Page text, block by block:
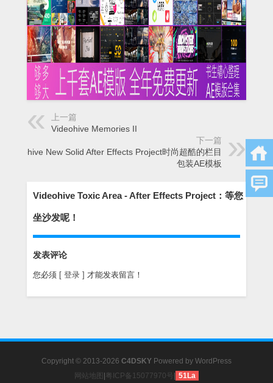
上一篇
Videohive Memories II
下一篇
Videohive New Solid After Effects Project时尚超酷的栏目
包装AE模板
Videohive Toxic Area - After Effects Project：等您
坐沙发呢！
发表评论
您必须 [ 登录 ] 才能发表留言！
Copyright © 2013-2026 C4DSKY Powered by WordPress
网站地图
粤ICP备15077970号 51La